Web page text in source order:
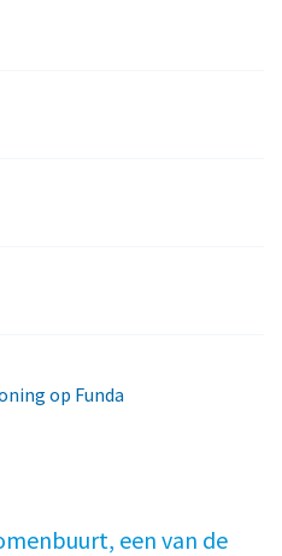
op Funda
een van de